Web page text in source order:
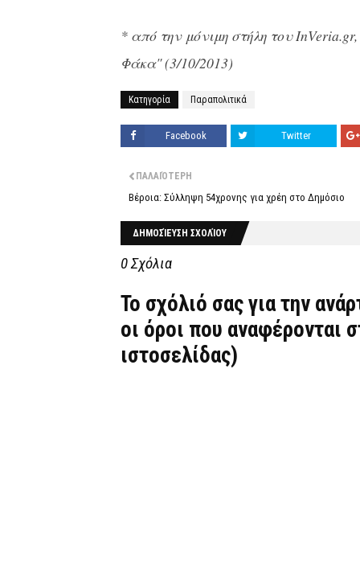
* από την μόνιμη στήλη του
Φάκα" (3/10/2013)
Κατηγορία Παραπολιτικά
Facebook Twitter
ΠΑΛΑΙΌΤΕΡΗ
Βέροια: Σύλληψη 54χρονης για χρέη στο Δημόσιο
ΔΗΜΟΣΊΕΥΣΗ ΣΧΟΛΊΟΥ
0 Σχόλια
Το σχόλιό σας για την
οι όροι που αναφέρονται
ιστοσελίδας)